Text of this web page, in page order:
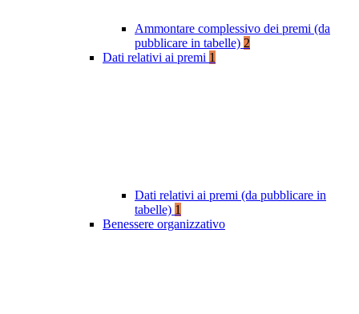
Ammontare complessivo dei premi (da
pubblicare in tabelle) 2
Dati relativi ai premi 1
Dati relativi ai premi (da pubblicare in
tabelle) 1
Benessere organizzativo